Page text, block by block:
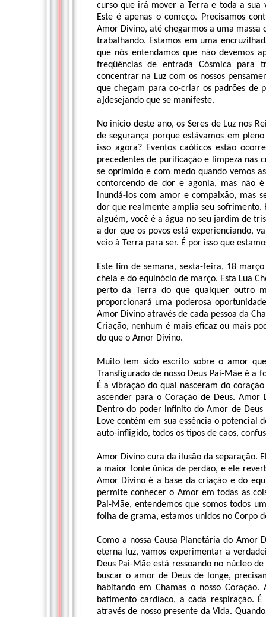
curso que irá mover a Terra e toda a
Este é apenas o começo. Precisamos
Amor Divino, até chegarmos a uma
trabalhando. Estamos em uma
que nós entendamos que não devemos
freqüências de entrada Cósmica para
concentrar na Luz com os nossos
que chegam para co-criar os padrões de
a]desejando que se manifeste.
No início deste ano, os Seres de Luz nos
de segurança porque estávamos em
isso agora? Eventos caóticos estão
precedentes de purificação e limpeza nas
se oprimido e com medo quando vemos
contorcendo de dor e agonia, mas não
inundá-los com amor e compaixão, mas
dor que realmente amplia seu sofrimento.
alguém, você é a água no seu jardim de
a dor que os povos está experienciando,
veio à Terra para ser. É por isso que
Este fim de semana, sexta-feira, 18
cheia e do equinócio de março. Esta Lua
perto da Terra do que qualquer outro
proporcionará uma poderosa
Amor Divino através de cada pessoa da
Criação, nenhum é mais eficaz ou mais
do que o Amor Divino.
Muito tem sido escrito sobre o amor
Transfigurado de nosso Deus Pai-Mãe é a
É a vibração do qual nasceram do
ascender para o Coração de Deus.
Dentro do poder infinito do Amor de
Love contém em sua essência o potencial
auto-infligido, todos os tipos de caos,
Amor Divino cura da ilusão da separação.
a maior fonte única de perdão, e ele
Amor Divino é a base da criação e do
permite conhecer o Amor em todas as
Pai-Mãe, entendemos que somos todos
folha de grama, estamos unidos no Corpo
Como a nossa Causa Planetária do Amor
eterna luz, vamos experimentar a
Deus Pai-Mãe está ressoando no núcleo
buscar o amor de Deus de longe,
habitando em Chamas o nosso
batimento cardíaco, a cada respiração.
através de nosso presente da Vida.